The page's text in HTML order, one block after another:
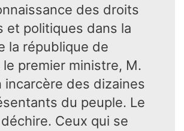
des droits
et politiques dans la
la république de
le premier ministre, M.
incarcère des dizaines
du peuple. Le
Ceux qui se